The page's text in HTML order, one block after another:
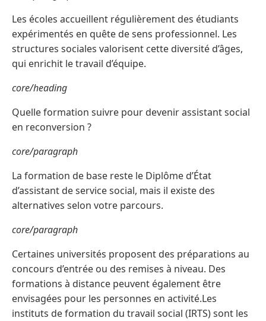
Les écoles accueillent régulièrement des étudiants
expérimentés en quête de sens professionnel. Les
structures sociales valorisent cette diversité d’âges,
qui enrichit le travail d’équipe.
core/heading
Quelle formation suivre pour devenir assistant social
en reconversion ?
core/paragraph
La formation de base reste le Diplôme d’État
d’assistant de service social, mais il existe des
alternatives selon votre parcours.
core/paragraph
Certaines universités proposent des préparations au
concours d’entrée ou des remises à niveau. Des
formations à distance peuvent également être
envisagées pour les personnes en activité.Les
instituts de formation du travail social (IRTS) sont les